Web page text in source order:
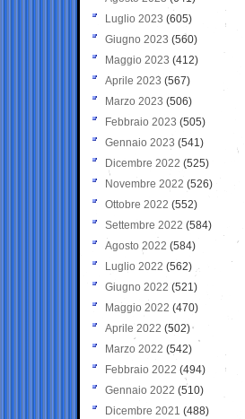
Luglio 2023 (605)
Giugno 2023 (560)
Maggio 2023 (412)
Aprile 2023 (567)
Marzo 2023 (506)
Febbraio 2023 (505)
Gennaio 2023 (541)
Dicembre 2022 (525)
Novembre 2022 (526)
Ottobre 2022 (552)
Settembre 2022 (584)
Agosto 2022 (584)
Luglio 2022 (562)
Giugno 2022 (521)
Maggio 2022 (470)
Aprile 2022 (502)
Marzo 2022 (542)
Febbraio 2022 (494)
Gennaio 2022 (510)
Dicembre 2021 (488)